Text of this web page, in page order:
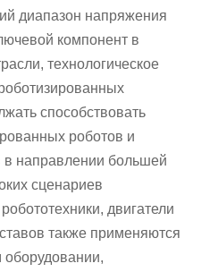
диапазон напряжения
компонент в
технологическое
способствовать
роботов и
в направлении большей
сценариев
двигатели
также применяются